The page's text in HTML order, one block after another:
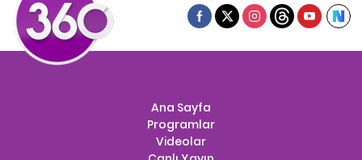
Ana Sayfa
Programlar
Videolar